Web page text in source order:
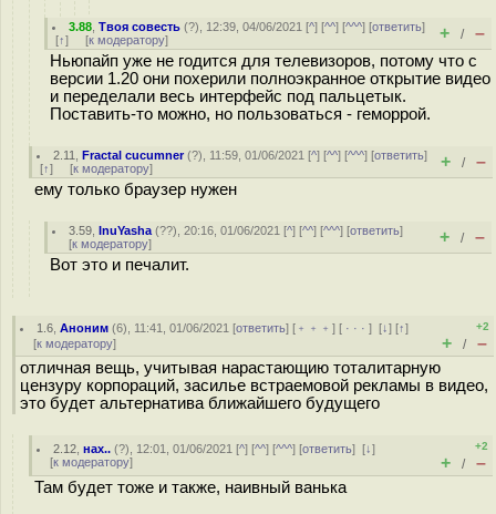
3.88 ,Твоя совесть (?), 12:39, 04/06/2021 [^] [^^] [^^^] [ответить]
[↑] [к модератору] + / –
Ньюпайп уже не годится для телевизоров, потому что с
версии 1.20 они похерили полноэкранное открытие видео
и переделали весь интерфейс под пальцетык.
Поставить-то можно, но пользоваться - геморрой.
2.11 ,Fractal cucumner(?), 11:59, 01/06/2021 [^] [^^] [^^^] [ответить]
[↑] [к модератору] + / –
ему только браузер нужен
3.59 ,InuYasha (??), 20:16, 01/06/2021 [^] [^^] [^^^] [ответить]
[к модератору] + / –
Вот это и печалит.
1.6 ,Аноним (6), 11:41, 01/06/2021 [ответить] [ ﹢﹢﹢] [ · · ·][↓] [↑]
[к модератору]
+2
+ / –
отличная вещь, учитывая нарастающию тоталитарную
цензуру корпораций, засилье встраемовой рекламы в видео,
это будет альтернатива ближайшего будущего
2.12 ,нах.. (?), 12:01, 01/06/2021 [^] [^^] [^^^] [ответить][↓]
[к модератору]
+2
+ / –
Там будет тоже и также, наивный ванька